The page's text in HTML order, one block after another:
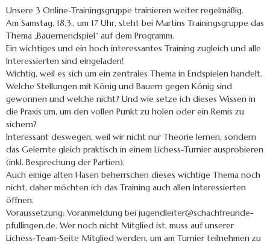
Unsere 3 Online-Trainingsgruppe trainieren weiter regelmäßig.
Am Samstag, 18.3., um 17 Uhr, steht bei Martins Trainingsgruppe das
Thema „Bauernendspiel“ auf dem Programm.
Ein wichtiges und ein hoch interessantes Training zugleich und alle
Interessierten sind eingeladen!
Wichtig, weil es sich um ein zentrales Thema in Endspielen handelt.
Welche Stellungen mit König und Bauern gegen König sind
gewonnen und welche nicht? Und wie setze ich dieses Wissen in
die Praxis um, um den vollen Punkt zu holen oder ein Remis zu
sichern?
Interessant deswegen, weil wir nicht nur Theorie lernen, sondern
das Gelernte gleich praktisch in einem Lichess-Turnier ausprobieren
(inkl. Besprechung der Partien).
Auch einige alten Hasen beherrschen dieses wichtige Thema noch
nicht, daher möchten ich das Training auch allen Interessierten
öffnen.
Voraussetzung: Voranmeldung bei jugendleiter@schachfreunde-
pfullingen.de. Wer noch nicht Mitglied ist, muss auf unserer
Lichess-Team-Seite Mitglied werden, um am Turnier teilnehmen zu